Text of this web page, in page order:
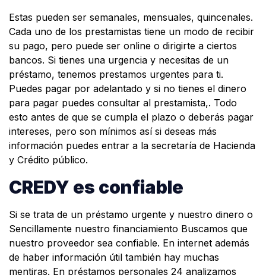
Estas pueden ser semanales, mensuales, quincenales.
Cada uno de los prestamistas tiene un modo de recibir
su pago, pero puede ser online o dirigirte a ciertos
bancos. Si tienes una urgencia y necesitas de un
préstamo, tenemos prestamos urgentes para ti.
Puedes pagar por adelantado y si no tienes el dinero
para pagar puedes consultar al prestamista,. Todo
esto antes de que se cumpla el plazo o deberás pagar
intereses, pero son mínimos así si deseas más
información puedes entrar a la secretaría de Hacienda
y Crédito público.
CREDY es confiable
Si se trata de un préstamo urgente y nuestro dinero o
Sencillamente nuestro financiamiento Buscamos que
nuestro proveedor sea confiable. En internet además
de haber información útil también hay muchas
mentiras. En préstamos personales 24 analizamos